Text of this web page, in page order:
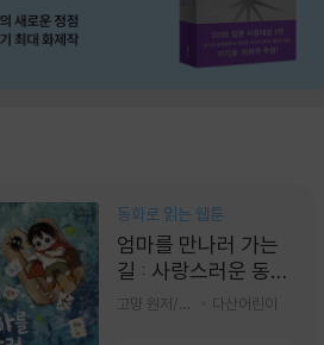
동화로 읽는 웹툰
엄마를 만나러 가는
길 : 사랑스러운 동그
라미
다산어린이